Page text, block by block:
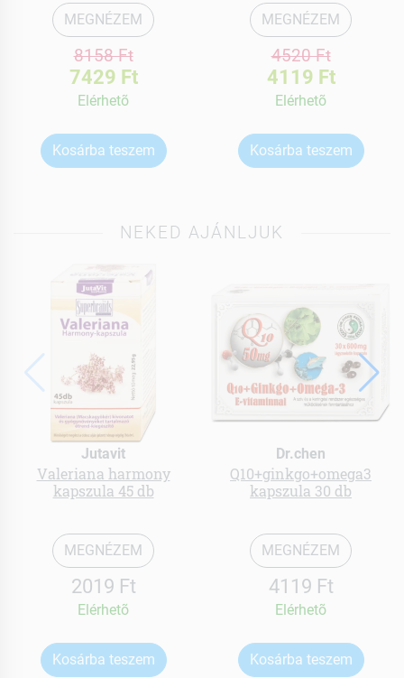
MEGNÉZEM
8158 Ft
7429 Ft
Elérhetõ
Kosárba teszem
MEGNÉZEM
4520 Ft
4119 Ft
Elérhetõ
Kosárba teszem
NEKED AJÁNLJUK
Jutavit
Valeriana harmony
kapszula 45 db
MEGNÉZEM
2019 Ft
Elérhetõ
Kosárba teszem
Dr.chen
Q10+ginkgo+omega3
kapszula 30 db
MEGNÉZEM
4119 Ft
Elérhetõ
Kosárba teszem